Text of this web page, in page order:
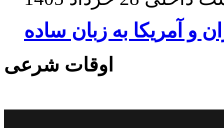
و آمریکا به زبان ساده
اوقات شرعی